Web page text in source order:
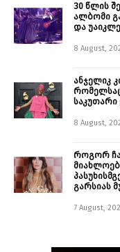
30 წლის
ალბომი
და
8 August,
ანჯელიკ
საკუთარი
8 August,
როგორ
გარსიას
7 August,